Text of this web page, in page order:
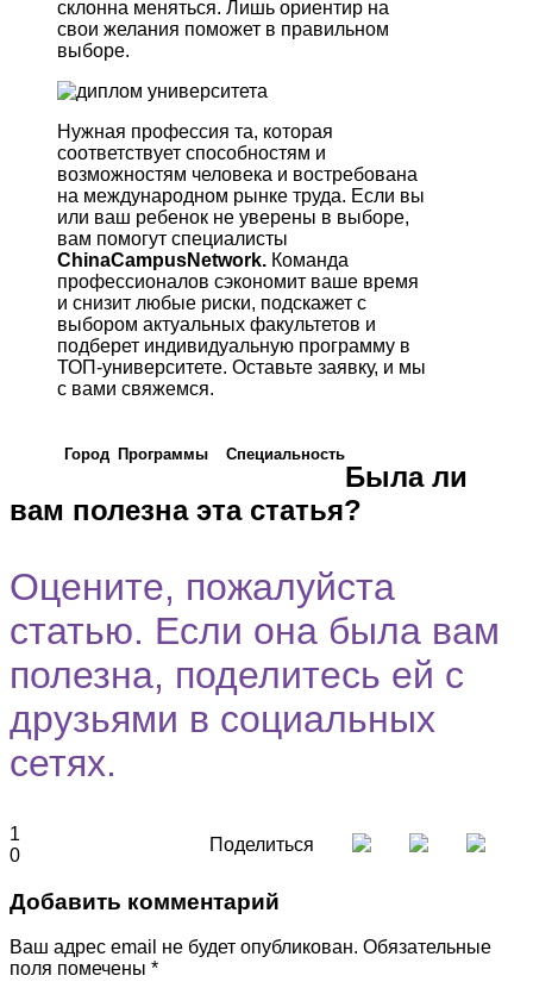
склонна меняться. Лишь ориентир на
свои желания поможет в правильном
выборе.
Нужная профессия та, которая
соответствует способностям и
возможностям человека и востребована
на международном рынке труда. Если вы
или ваш ребенок не уверены в выборе,
вам помогут специалисты
ChinaCampusNetwork. Команда
профессионалов сэкономит ваше время
и снизит любые риски, подскажет с
выбором актуальных факультетов и
подберет индивидуальную программу в
ТОП-университете. Оставьте заявку, и мы
с вами свяжемся.
Город Программы Cпециальность
Была ли
вам полезна эта статья?
Оцените, пожалуйста
статью. Если она была вам
полезна, поделитесь ей с
друзьями в социальных
сетях.
1
0
Поделиться
Добавить комментарий
Ваш адрес email не будет опубликован. Обязательные
поля помечены *